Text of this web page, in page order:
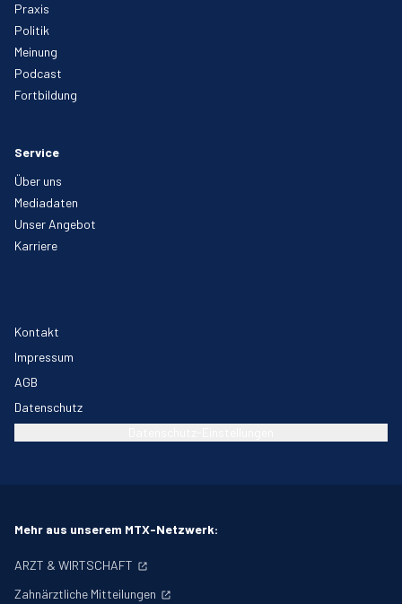
Praxis
Politik
Meinung
Podcast
Fortbildung
Service
Über uns
Mediadaten
Unser Angebot
Karriere
Kontakt
Impressum
AGB
Datenschutz
Mehr aus unserem MTX-Netzwerk:
ARZT & WIRTSCHAFT
Zahnärztliche Mitteilungen